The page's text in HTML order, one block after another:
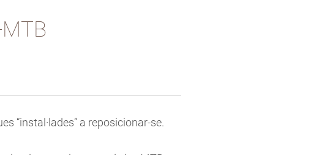
“instal·lades” a reposicionar-se.